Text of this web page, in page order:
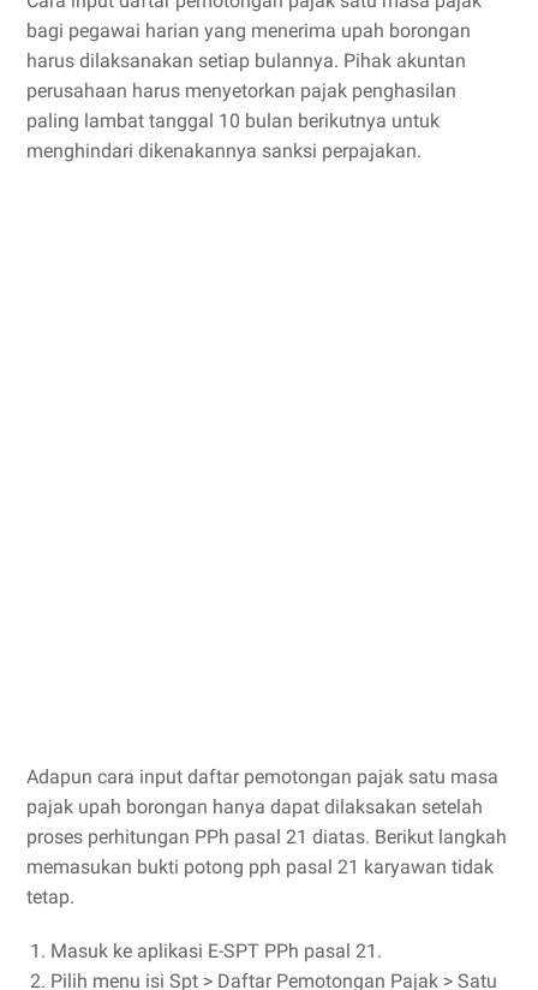
bagi pegawai harian yang menerima upah borongan
harus dilaksanakan setiap bulannya. Pihak akuntan
perusahaan harus menyetorkan pajak penghasilan
paling lambat tanggal 10 bulan berikutnya untuk
menghindari dikenakannya sanksi perpajakan.
Adapun cara input daftar pemotongan pajak satu masa
pajak upah borongan hanya dapat dilaksakan setelah
proses perhitungan PPh pasal 21 diatas. Berikut langkah
memasukan bukti potong pph pasal 21 karyawan tidak
tetap.
Masuk ke aplikasi E-SPT PPh pasal 21.
Pilih menu isi Spt > Daftar Pemotongan Pajak > Satu